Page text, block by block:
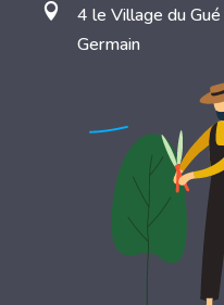

4 le Village du
Germain